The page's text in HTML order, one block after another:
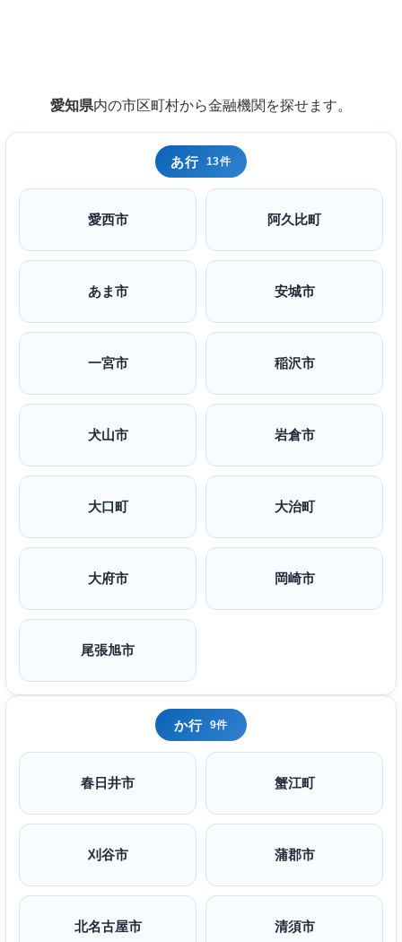
愛知県内の市区町村から金融機関を探せます。
あ行 13件
愛西市 阿久比町
あま市 安城市
一宮市 稲沢市
犬山市 岩倉市
大口町 大治町
大府市 岡崎市
尾張旭市
か行 9件
春日井市 蟹江町
刈谷市 蒲郡市
北名古屋市 清須市